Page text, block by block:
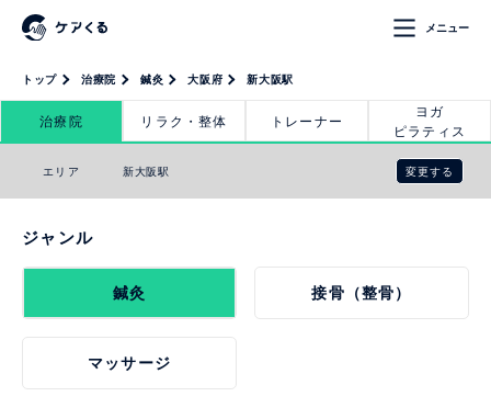
メニュー
トップ 治療院 鍼灸 大阪府 新大阪駅
治療院 リラク・整体 トレーナー
ヨガ
ピラティス
エリア 新大阪駅 変更する
ジャンル
鍼灸 接骨（整骨）
マッサージ